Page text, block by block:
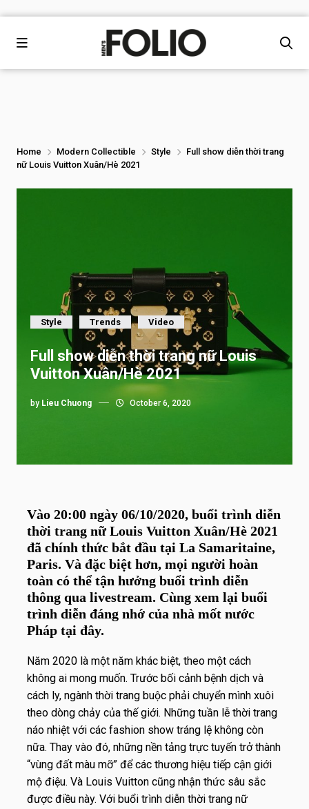
Home Modern Collectible Style
Full show diễn thời trang
nữ Louis Vuitton Xuân/Hè 2021
Style Trends Video
Full show diễn thời trang nữ Louis
Vuitton Xuân/Hè 2021
by Lieu Chuong October 6, 2020
Vào 20:00 ngày 06/10/2020, buổi trình diễn
thời trang nữ Louis Vuitton Xuân/Hè 2021
đã chính thức bắt đầu tại La Samaritaine,
Paris. Và đặc biệt hơn, mọi người hoàn
toàn có thể tận hưởng buổi trình diễn
thông qua livestream. Cùng xem lại buổi
trình diễn đáng nhớ của nhà mốt nước
Pháp tại đây.
Năm 2020 là một năm khác biệt, theo một cách
không ai mong muốn. Trước bối cảnh bệnh dịch và
cách ly, ngành thời trang buộc phải chuyển mình xuôi
theo dòng chảy của thế giới. Những tuần lễ thời trang
náo nhiệt với các fashion show tráng lệ không còn
nữa. Thay vào đó, những nền tảng trực tuyến trở thành
“vùng đất màu mỡ” để các thương hiệu tiếp cận giới
mộ điệu. Và Louis Vuitton cũng nhận thức sâu sắc
được điều này. Với buổi trình diễn thời trang nữ